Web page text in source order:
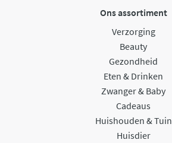
Ons assortiment
Verzorging
Beauty
Gezondheid
Eten & Drinken
Zwanger & Baby
Cadeaus
Huishouden & Tuin
Huisdier